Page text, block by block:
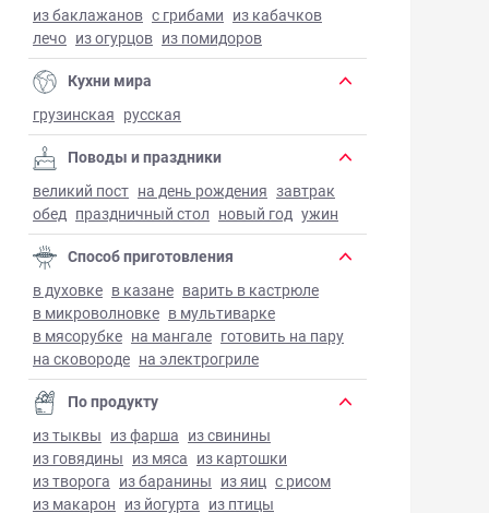
из баклажанов с грибами из кабачков
лечо из огурцов из помидоров
Кухни мира
грузинская русская
Поводы и праздники
великий пост на день рождения завтрак
обед праздничный стол новый год ужин
Способ приготовления
в духовке в казане варить в кастрюле
в микроволновке в мультиварке
в мясорубке на мангале готовить на пару
на сковороде на электрогриле
По продукту
из тыквы из фарша из свинины
из говядины из мяса из картошки
из творога из баранины из яиц с рисом
из макарон из йогурта из птицы